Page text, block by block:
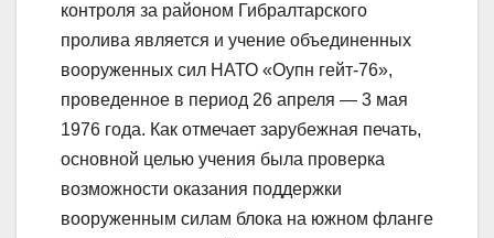
контроля за районом Гибралтарского
пролива является и учение объединенных
вооруженных сил НАТО «Оупн гейт-76»,
проведенное в период 26 апреля — 3 мая
1976 года. Как отмечает зарубежная печать,
основной целью учения была проверка
возможности оказания поддержки
вооруженным силам блока на южном фланге